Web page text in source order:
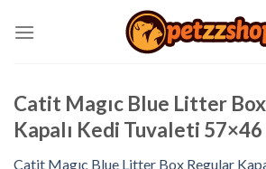
Catit Magıc Blue Litter
Kapalı Kedi Tuvaleti 57×46
Catit Magıc Blue Litter Box Regular